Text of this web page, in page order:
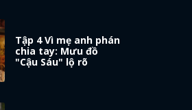
Tập 4 Vì mẹ anh phán
chia tay: Mưu đồ
"Cậu Sáu" lộ rõ